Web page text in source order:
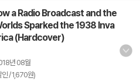
a Radio Broadcast and the
Sparked the 1938 Inva
(Hardcover)
년 08월
/ 1,670원)